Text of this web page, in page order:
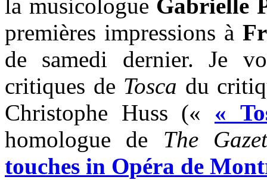
la musicologue Gabrielle
premières impressions à
de samedi dernier. Je
critiques de Tosca du
Christophe Huss (« «
homologue de The
touches in Opéra de